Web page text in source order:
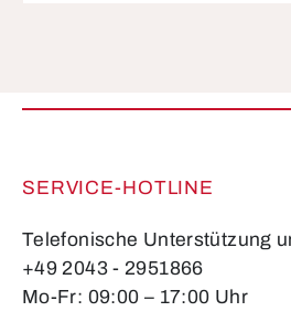
Pflichtfelder.
SERVICE-HOTLINE
Telefonische Unterstützung
+49 2043 - 2951866
Mo-Fr: 09:00 – 17:00 Uhr